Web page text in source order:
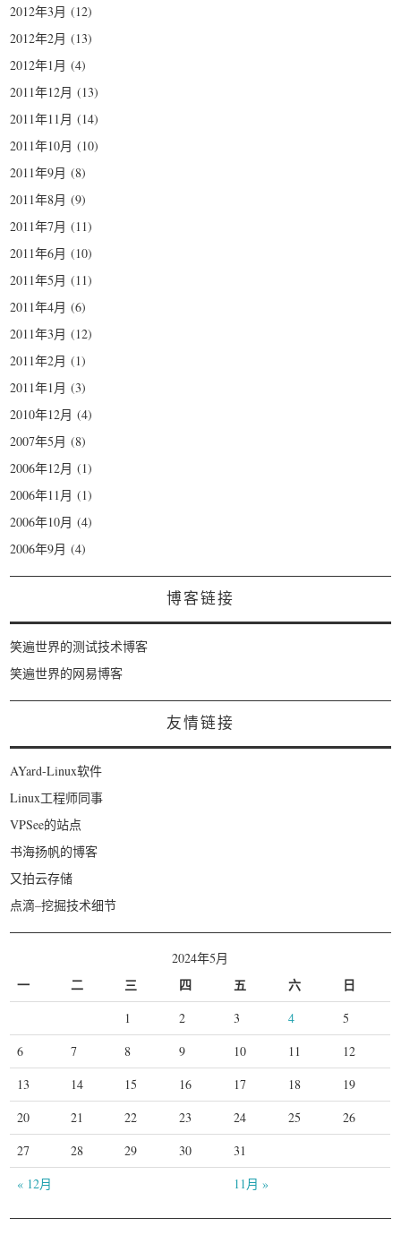
2012年3月 (12)
2012年2月 (13)
2012年1月 (4)
2011年12月 (13)
2011年11月 (14)
2011年10月 (10)
2011年9月 (8)
2011年8月 (9)
2011年7月 (11)
2011年6月 (10)
2011年5月 (11)
2011年4月 (6)
2011年3月 (12)
2011年2月 (1)
2011年1月 (3)
2010年12月 (4)
2007年5月 (8)
2006年12月 (1)
2006年11月 (1)
2006年10月 (4)
2006年9月 (4)
博客链接
笑遍世界的测试技术博客
笑遍世界的网易博客
友情链接
AYard-Linux软件
Linux工程师同事
VPSee的站点
书海扬帆的博客
又拍云存储
点滴–挖掘技术细节
2024年5月
一 二 三 四 五 六 日
« 12月 11月 »
1 2 3 4
5
6
7 8 9 10 11
12
13
14 15 16 17 18
19
20
21 22 23 24 25
26
27
28 29 30 31